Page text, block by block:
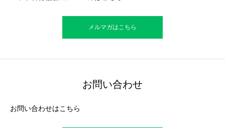
メルマガはこちら
お問い合わせ
お問い合わせはこちら